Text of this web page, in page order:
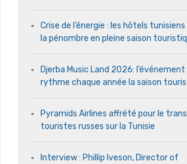
Crise de l’énergie : les hôtels
la pénombre en pleine saison
Djerba Music Land 2026:
rythme chaque année la saison
Pyramids Airlines affrété pour le
touristes russes sur la Tunisie
Interview : Phillip Iveson, Director of